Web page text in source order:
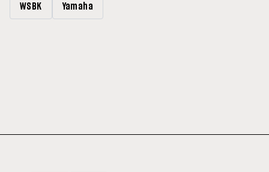
WSBK Yamaha